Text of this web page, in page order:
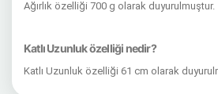
Ağırlık özelliği 700 g olarak duyurulmuştur.
Katlı Uzunluk özelliği nedir?
Katlı Uzunluk özelliği 61 cm olarak